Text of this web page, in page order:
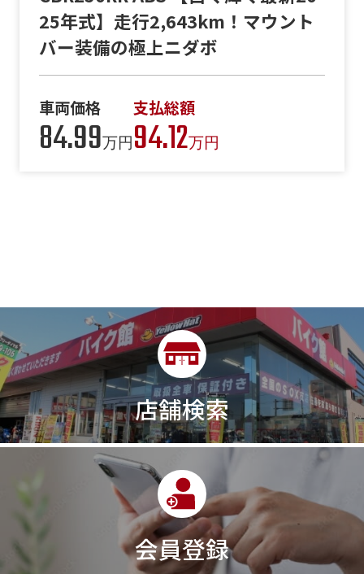
25年式】走行2,643km！マウント
バー装備の極上ニダボ
車両価格
84.99万円
支払総額
94.12万円
店舗検索
会員登録